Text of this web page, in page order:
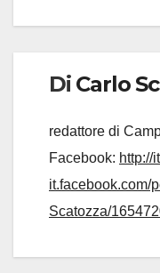
Di Carlo
redattore di
Facebook: http://
it.facebook.com/
Scatozza/